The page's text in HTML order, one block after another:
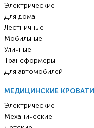
Электрические
Для дома
Лестничные
Мобильные
Уличные
Трансформеры
Для автомобилей
МЕДИЦИНСКИЕ КРОВАТИ
Электрические
Механические